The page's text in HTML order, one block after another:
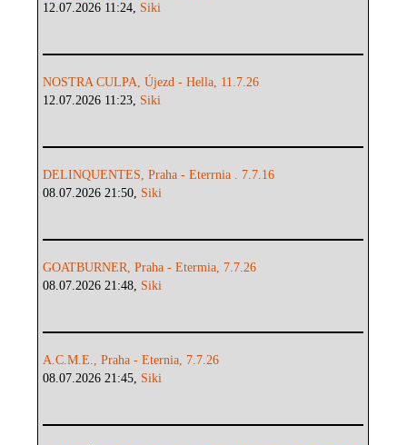
12.07.2026 11:24, Siki
NOSTRA CULPA, Újezd - Hella, 11.7.26
12.07.2026 11:23, Siki
DELINQUENTES, Praha - Eterrnia . 7.7.16
08.07.2026 21:50, Siki
GOATBURNER, Praha - Etermia, 7.7.26
08.07.2026 21:48, Siki
A.C.M.E., Praha - Eternia, 7.7.26
08.07.2026 21:45, Siki